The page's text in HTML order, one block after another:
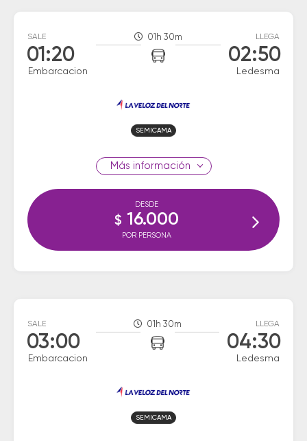
SALE
01:20
Embarcacion
01h 30m LLEGA
02:50
Ledesma
SEMICAMA
información
DESDE
$ 16.000
POR PERSONA
SALE
03:00
Embarcacion
01h 30m LLEGA
04:30
Ledesma
SEMICAMA